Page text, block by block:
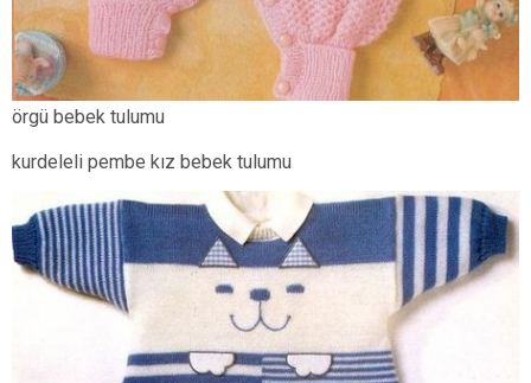
örgü bebek tulumu
kurdeleli pembe kız bebek tulumu